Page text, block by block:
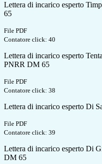
Lettera di incarico esperto
65
File PDF
Contatore click: 40
Lettera di incarico esperto
PNRR DM 65
File PDF
Contatore click: 38
Lettera di incarico esperto Di
File PDF
Contatore click: 39
Lettera di incarico esperto Di
DM 65